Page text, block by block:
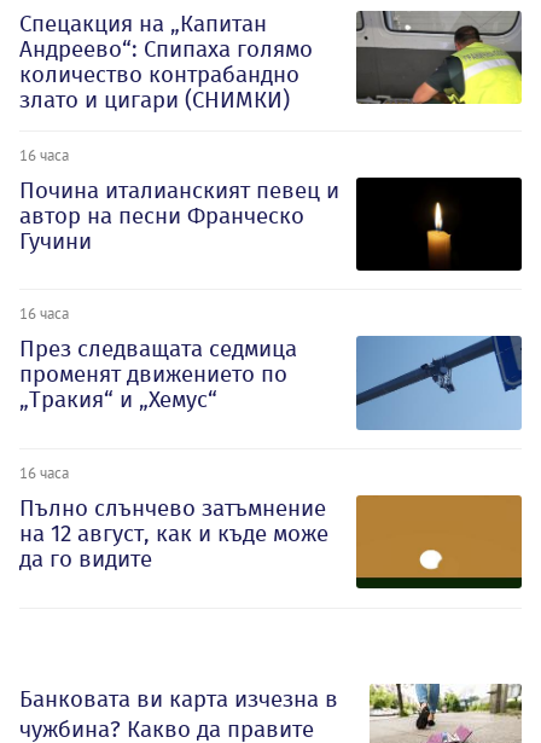
Спецакция на „Капитан
Андреево“: Спипаха голямо
количество контрабандно
злато и цигари (СНИМКИ)
16 часа
Почина италианският певец и
автор на песни Франческо
Гучини
16 часа
През следващата седмица
променят движението по
„Тракия“ и „Хемус“
16 часа
Пълно слънчево затъмнение
на 12 август, как и къде може
да го видите
Банковата ви карта изчезна в
чужбина? Какво да правите